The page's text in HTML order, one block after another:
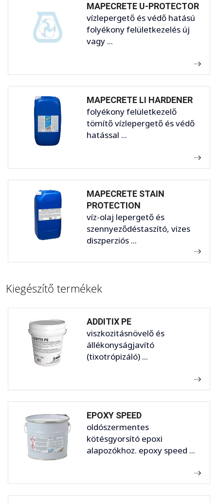
MAPECRETE U-PROTECTOR
vízlepergető és védő hatású
folyékony felületkezelés új
vagy ...
MAPECRETE LI HARDENER
folyékony felületkezelő
tömítő vízlepergető és védő
hatással ...
MAPECRETE STAIN
PROTECTION
víz-olaj lepergető és
szennyeződéstaszító, vizes
diszperziós ...
Kiegészítő termékek
ADDITIX PE
viszkozitásnövelő és
állékonyságjavító
(tixotrópizáló) ...
EPOXY SPEED
oldószermentes
kötésgyorsító epoxi
alapozókhoz. epoxy speed ...